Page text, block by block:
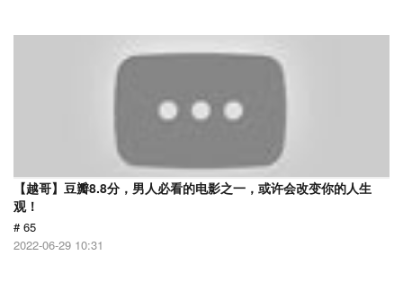
【越哥】豆瓣8.8分，男人必看的电影之一，或许会改变你的人生
观！
# 65
2022-06-29 10:31